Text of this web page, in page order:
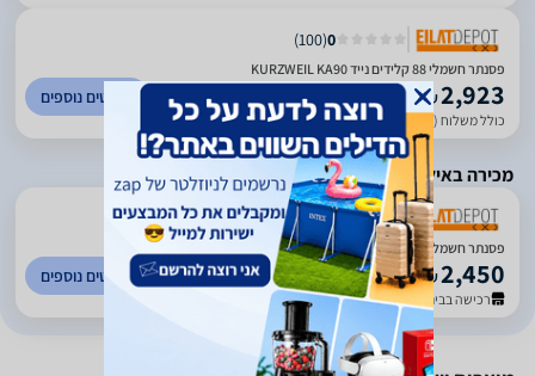
0
(
100
)
פסנתר חשמלי 88 קלידים נייד KURZWEIL KA90
₪2,923
כולל משלוח (35 ₪) עד 7 ימי עסקים
לפרטים נוספים
מכירה באילת בלבד
0
(
100
)
פסנתר חשמלי 88 קלידים נייד KURZWEIL KA90
₪2,450
רכישה בבית העסק
לפרטים נוספים